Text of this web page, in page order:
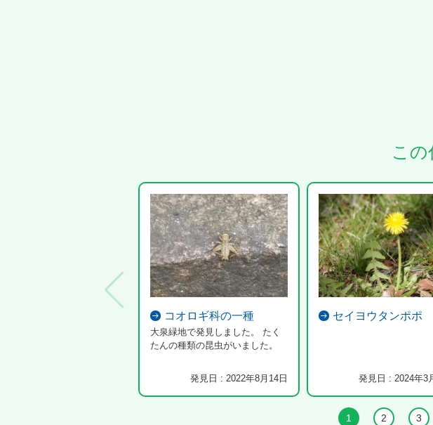
この
コオロギ科の一種
大泉緑地で発見しました。 たく
たんの種類の昆虫がいました。
発見日 : 2022年8月14日
セイヨウタンポポ
発見日 : 2024年3
1 2 3